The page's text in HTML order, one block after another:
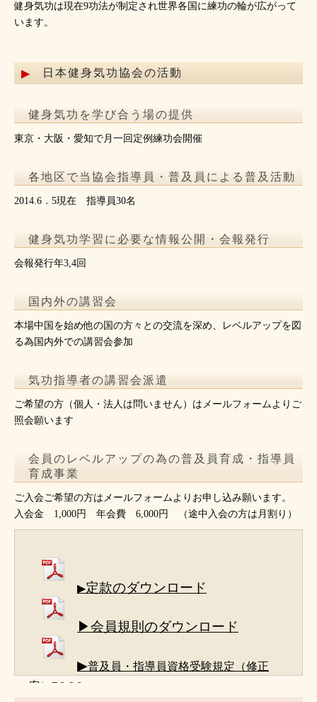
健身気功は現在9功法が制定され世界各国に練功の輪が広がって
います。
日本健身気功協会の活動
健身気功を学び合う場の提供
東京・大阪・愛知で月一回定例練功会開催
各地区で当協会指導員・普及員による普及活動
2014.6．5現在 指導員30名
健身気功学習に必要な情報公開・会報発行
会報発行年3,4回
国内外の講習会
本場中国を始め他の国の方々との交流を深め、レベルアップを図
る為国内外での講習会参加
気功指導者の講習会派遣
ご希望の方（個人・法人は問いません）はメールフォームよりご
照会願います
会員のレベルアップの為の普及員育成・指導員
育成事業
ご入会ご希望の方はメールフォームよりお申し込み願います。
入会金 1,000円 年会費 6,000円 （途中入会の方は月割り）
▶定款のダウンロード
▶会員規則のダウンロード
▶普及員・指導員資格受験規定（修正
案）R8.6.8